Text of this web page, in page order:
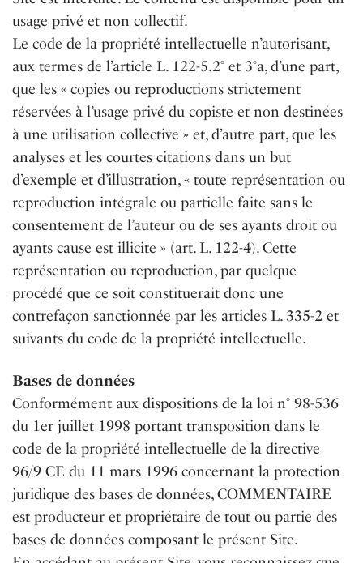
usage privé et non collectif.
Le code de la propriété intellectuelle n’autorisant,
aux termes de l’article L. 122-5.2° et 3°a, d’une part,
que les « copies ou reproductions strictement
réservées à l’usage privé du copiste et non destinées
à une utilisation collective » et, d’autre part, que les
analyses et les courtes citations dans un but
d’exemple et d’illustration, « toute représentation ou
reproduction intégrale ou partielle faite sans le
consentement de l’auteur ou de ses ayants droit ou
ayants cause est illicite » (art. L. 122-4). Cette
représentation ou reproduction, par quelque
procédé que ce soit constituerait donc une
contrefaçon sanctionnée par les articles L. 335-2 et
suivants du code de la propriété intellectuelle.
Bases de données
Conformément aux dispositions de la loi n° 98-536
du 1er juillet 1998 portant transposition dans le
code de la propriété intellectuelle de la directive
96/9 CE du 11 mars 1996 concernant la protection
juridique des bases de données, COMMENTAIRE
est producteur et propriétaire de tout ou partie des
bases de données composant le présent Site.